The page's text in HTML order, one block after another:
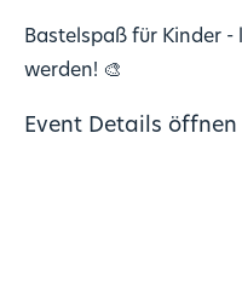
Bastelspaß für Kinder -
werden! 🎨
Event Details öffnen